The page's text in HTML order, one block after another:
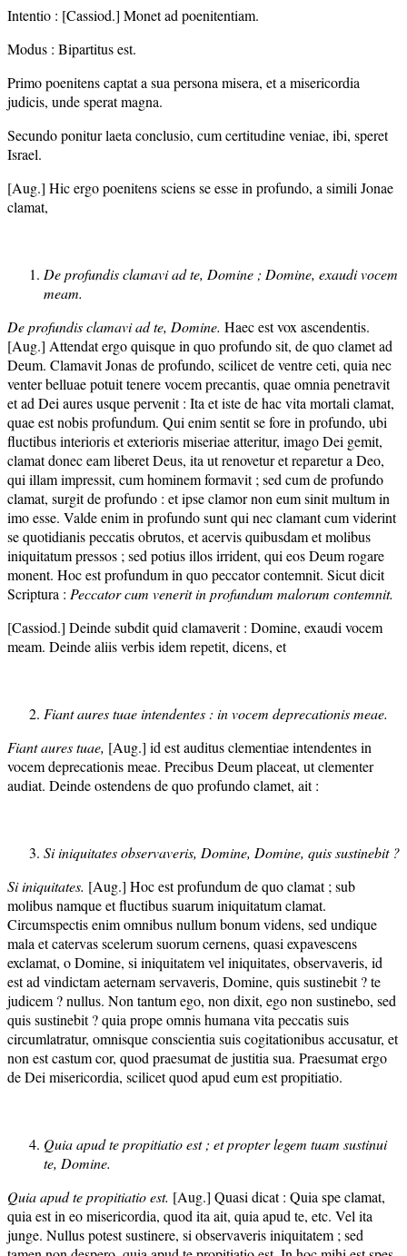
Intentio : [Cassiod.] Monet ad poenitentiam.
Modus : Bipartitus est.
Primo poenitens captat a sua persona misera, et a misericordia
judicis, unde sperat magna.
Secundo ponitur laeta conclusio, cum certitudine veniae, ibi, speret
Israel.
[Aug.] Hic ergo poenitens sciens se esse in profundo, a simili Jonae
clamat,
De profundis clamavi ad te, Domine ; Domine, exaudi vocem
meam.
De profundis clamavi ad te, Domine. Haec est vox ascendentis.
[Aug.] Attendat ergo quisque in quo profundo sit, de quo clamet ad
Deum. Clamavit Jonas de profundo, scilicet de ventre ceti, quia nec
venter belluae potuit tenere vocem precantis, quae omnia penetravit
et ad Dei aures usque pervenit : Ita et iste de hac vita mortali clamat,
quae est nobis profundum. Qui enim sentit se fore in profundo, ubi
fluctibus interioris et exterioris miseriae atteritur, imago Dei gemit,
clamat donec eam liberet Deus, ita ut renovetur et reparetur a Deo,
qui illam impressit, cum hominem formavit ; sed cum de profundo
clamat, surgit de profundo : et ipse clamor non eum sinit multum in
imo esse. Valde enim in profundo sunt qui nec clamant cum viderint
se quotidianis peccatis obrutos, et acervis quibusdam et molibus
iniquitatum pressos ; sed potius illos irrident, qui eos Deum rogare
monent. Hoc est profundum in quo peccator contemnit. Sicut dicit
Scriptura : Peccator cum venerit in profundum malorum contemnit.
[Cassiod.] Deinde subdit quid clamaverit : Domine, exaudi vocem
meam. Deinde aliis verbis idem repetit, dicens, et
Fiant aures tuae intendentes : in vocem deprecationis meae.
Fiant aures tuae, [Aug.] id est auditus clementiae intendentes in
vocem deprecationis meae. Precibus Deum placeat, ut clementer
audiat. Deinde ostendens de quo profundo clamet, ait :
Si iniquitates observaveris, Domine, Domine, quis sustinebit ?
Si iniquitates. [Aug.] Hoc est profundum de quo clamat ; sub
molibus namque et fluctibus suarum iniquitatum clamat.
Circumspectis enim omnibus nullum bonum videns, sed undique
mala et catervas scelerum suorum cernens, quasi expavescens
exclamat, o Domine, si iniquitatem vel iniquitates, observaveris, id
est ad vindictam aeternam servaveris, Domine, quis sustinebit ? te
judicem ? nullus. Non tantum ego, non dixit, ego non sustinebo, sed
quis sustinebit ? quia prope omnis humana vita peccatis suis
circumlatratur, omnisque conscientia suis cogitationibus accusatur, et
non est castum cor, quod praesumat de justitia sua. Praesumat ergo
de Dei misericordia, scilicet quod apud eum est propitiatio.
Quia apud te propitiatio est ; et propter legem tuam sustinui
te, Domine.
Quia apud te propitiatio est. [Aug.] Quasi dicat : Quia spe clamat,
quia est in eo misericordia, quod ita ait, quia apud te, etc. Vel ita
junge. Nullus potest sustinere, si observaveris iniquitatem ; sed